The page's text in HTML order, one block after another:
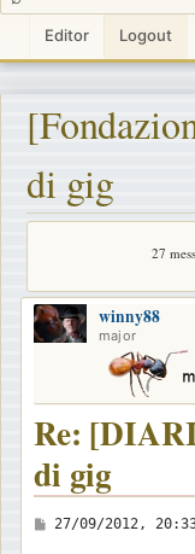
Editor Logout
di gig
27
winny88
major
Re:
di gig
M
27/09/2012,